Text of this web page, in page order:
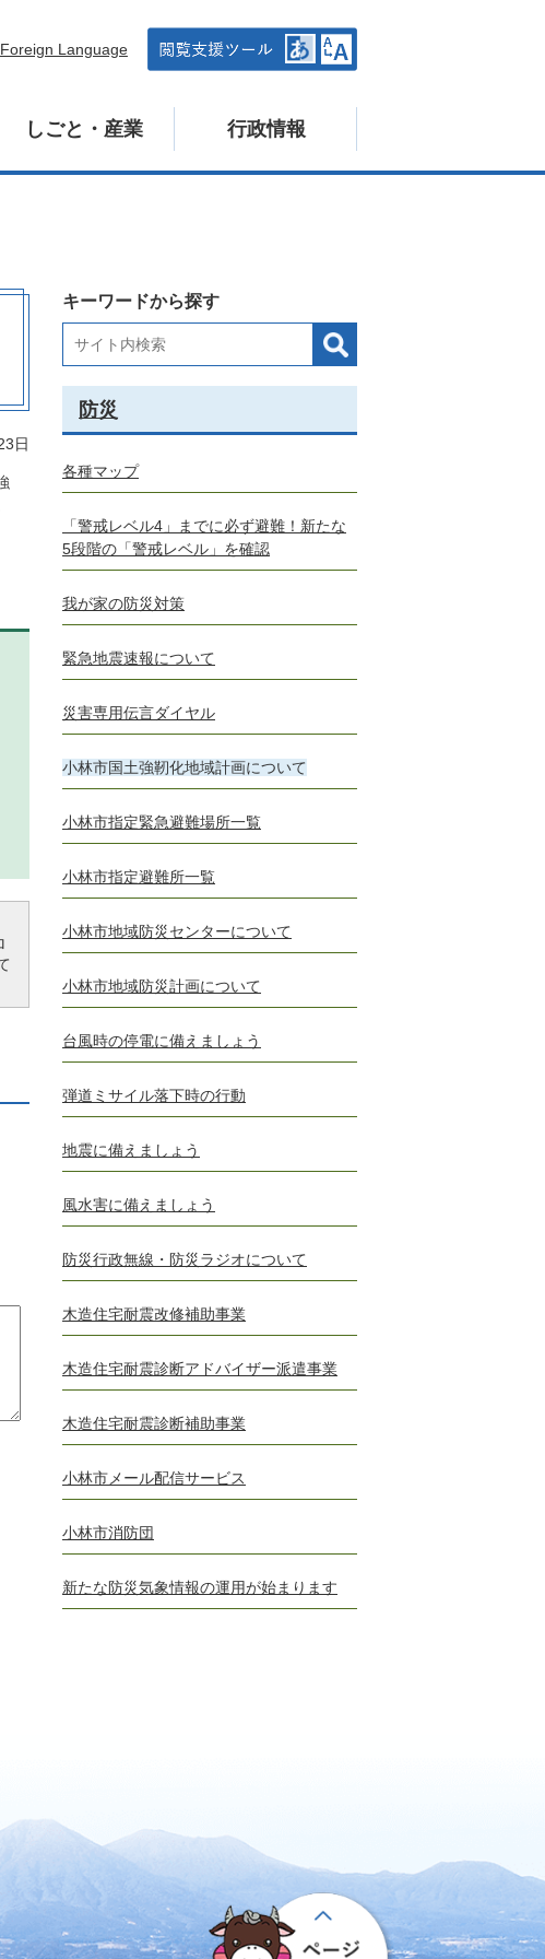
Foreign Language
しごと・産業 行政情報
日
キーワードから探す
防災
各種マップ
「警戒レベル4」までに必ず避難！新たな
5段階の「警戒レベル」を確認
我が家の防災対策
緊急地震速報について
災害専用伝言ダイヤル
小林市国土強靭化地域計画について
小林市指定緊急避難場所一覧
小林市指定避難所一覧
小林市地域防災センターについて
小林市地域防災計画について
台風時の停電に備えましょう
弾道ミサイル落下時の行動
地震に備えましょう
風水害に備えましょう
防災行政無線・防災ラジオについて
木造住宅耐震改修補助事業
木造住宅耐震診断アドバイザー派遣事業
木造住宅耐震診断補助事業
小林市メール配信サービス
小林市消防団
新たな防災気象情報の運用が始まります